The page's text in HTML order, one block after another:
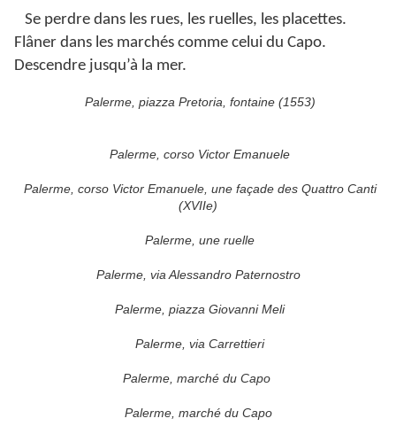
Se perdre dans les rues, les ruelles, les placettes.
Flâner dans les marchés comme celui du Capo.
Descendre jusqu’à la mer.
Palerme, piazza Pretoria, fontaine (1553)
Palerme, corso Victor Emanuele
Palerme, corso Victor Emanuele, une façade des Quattro Canti
(XVIIe)
Palerme, une ruelle
Palerme, via Alessandro Paternostro
Palerme, piazza Giovanni Meli
Palerme, via Carrettieri
Palerme, marché du Capo
Palerme, marché du Capo